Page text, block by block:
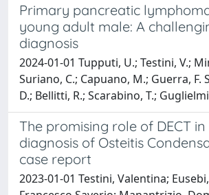
Primary pancreatic
young adult male: A
diagnosis
2024-01-01 Tupputi, U.; Testini, V.;
Suriano, C.; Capuano, M.; Guerra, F.
D.; Bellitti, R.; Scarabino, T.;
The promising role of DECT
diagnosis of Osteitis
case report
2023-01-01 Testini, Valentina;